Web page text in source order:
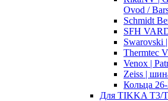
Ovod /
Schmidt
SFH
Swarovski
Thermtec
Venox |
Zeiss |
Кольца
Для TIKKA T3/